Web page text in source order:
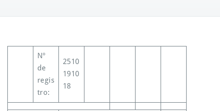
Nº
de
regis
tro:
2510
1910
18